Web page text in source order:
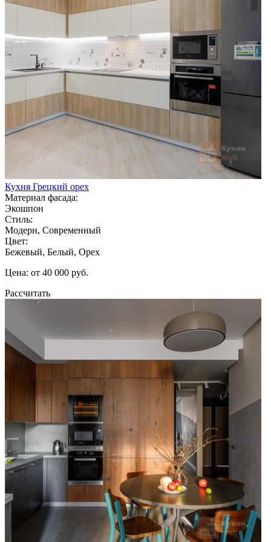
Кухня Грецкий орех
Материал фасада:
Экошпон
Стиль:
Модерн, Современный
Цвет:
Бежевый, Белый, Орех
Цена: от 40 000 руб.
Рассчитать